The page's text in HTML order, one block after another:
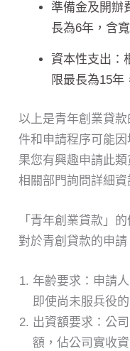
準備金及開辦
長為6年，含
資本性支出：
限最長為15年
以上是青年創業貸
件和申請程序可能
果您有興趣申請此
相關部門詢問詳細資
「青年創業貸款」
對於青創貸款的申請
年齡要求：申請
即使尚未服兵役
出資額要求：公
額，佔公司實收